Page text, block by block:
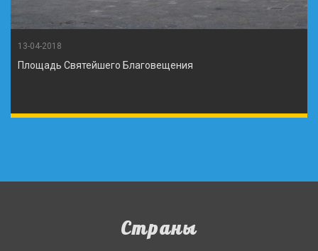
13-04-2018
Площадь Святейшего Благовещения
Страны